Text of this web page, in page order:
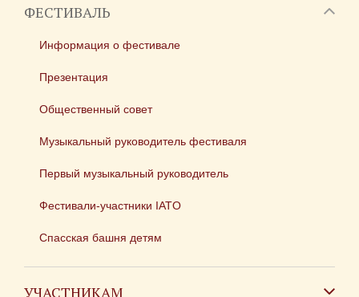
ФЕСТИВАЛЬ
Информация о фестивале
Презентация
Общественный совет
Музыкальный руководитель фестиваля
Первый музыкальный руководитель
Фестивали-участники IATO
Спасская башня детям
УЧАСТНИКАМ